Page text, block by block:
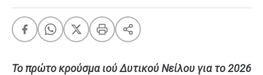
Το πρώτο κρούσμα ιού Δυτικού Νείλου για το 2026